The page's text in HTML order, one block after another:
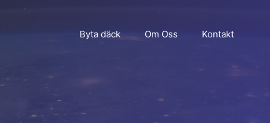
Byta däck Om Oss Kontakt